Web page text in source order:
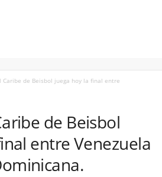
Caribe de Beisbol juega hoy la final entre
de Beisbol
entre Venezuela